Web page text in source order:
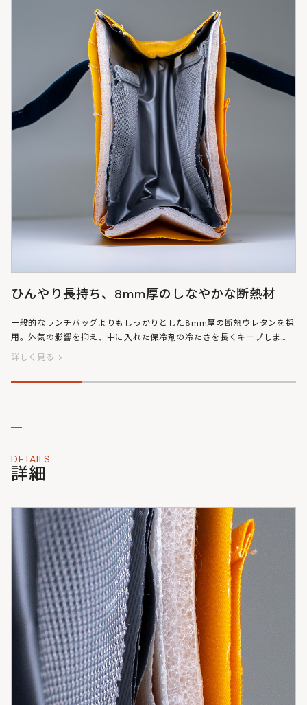
の物を汚す原因となります。内容物の漏れにに対しての汚損に
つきましては、保証致しかねます。
・保冷効果は飲食物の冷却状態・外気温・ファスナーの開閉回
数などにより異なります。あらかじめ十分に冷やした飲食物を
入れてご使用ください。
・飲食物を入れる際は保冷剤と一緒にお使いください。
・本製品は保冷補助を目的としたものであり、食中毒を完全に
防止するものではありません。
ひんやり長持ち、8mm厚のしなやかな断熱材
一般的なランチバッグよりもしっかりとした8mm厚の断熱ウレタンを採
用。外気の影響を抑え、中に入れた保冷剤の冷たさを長くキープしま
す。夏場の持ち歩きもこれなら安心です。
（0.75kg）を入れた試験において約6時間氷をキープ。実際の保冷効果
詳しく見る
DETAILS
詳細